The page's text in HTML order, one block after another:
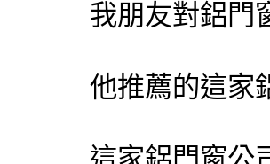
我朋友對鋁門
他推薦的這家